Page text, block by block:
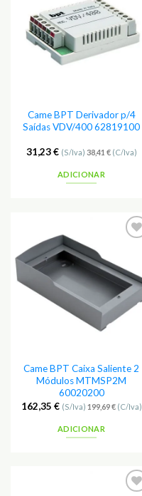
Favoritos
Came BPT Derivador p/4
Saídas VDV/400 62819100
31,23€ (S/Iva) 38,41 €(C/Iva)
ADICIONAR
Favoritos
Came BPT Caixa Saliente 2
Módulos MTMSP2M
60020200
162,35 € (S/Iva) 199,69€(C/Iva)
ADICIONAR